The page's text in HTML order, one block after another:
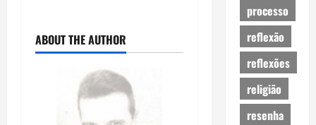
ABOUT THE AUTHOR
processo
reflexão
reflexões
religião
resenha